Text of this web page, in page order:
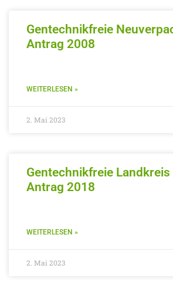
Gentechnikfreie
Antrag 2008
WEITERLESEN »
2. Mai 2023
Gentechnikfreie Landkreis
Antrag 2018
WEITERLESEN »
2. Mai 2023